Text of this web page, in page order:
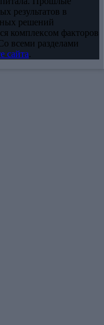
результатов в
решений
комплексом факторов
всеми разделами
сайта.